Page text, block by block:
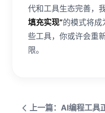
代和工具生态完善，
填充实现”的模式将成
些工具，你或许会重
限。
上一篇：AI编程工具